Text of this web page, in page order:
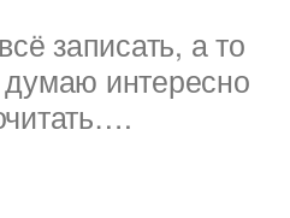
записать, а то
интересно